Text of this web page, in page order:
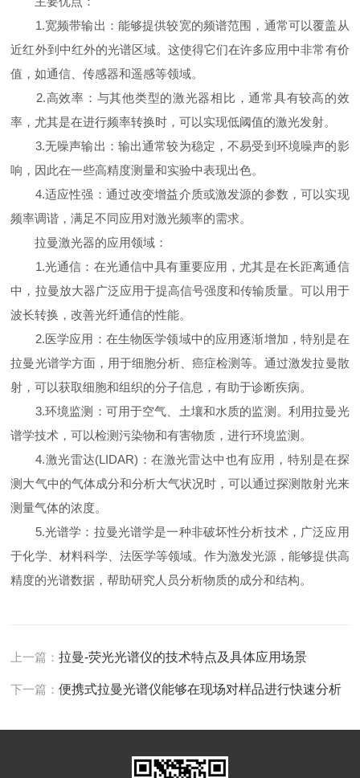
1.宽频带输出：能够提供较宽的频谱范围，通常可以覆盖从
近红外到中红外的光谱区域。这使得它们在许多应用中非常有价
值，如通信、传感器和遥感等领域。
2.高效率：与其他类型的激光器相比，通常具有较高的效
率，尤其是在进行频率转换时，可以实现低阈值的激光发射。
3.无噪声输出：输出通常较为稳定，不易受到环境噪声的影
响，因此在一些高精度测量和实验中表现出色。
4.适应性强：通过改变增益介质或激发源的参数，可以实现
频率调谐，满足不同应用对激光频率的需求。
拉曼激光器的应用领域：
1.光通信：在光通信中具有重要应用，尤其是在长距离通信
中，拉曼放大器广泛应用于提高信号强度和传输质量。可以用于
波长转换，改善光纤通信的性能。
2.医学应用：在生物医学领域中的应用逐渐增加，特别是在
拉曼光谱学方面，用于细胞分析、癌症检测等。通过激发拉曼散
射，可以获取细胞和组织的分子信息，有助于诊断疾病。
3.环境监测：可用于空气、土壤和水质的监测。利用拉曼光
谱学技术，可以检测污染物和有害物质，进行环境监测。
4.激光雷达(LIDAR)：在激光雷达中也有应用，特别是在探
测大气中的气体成分和分析大气状况时，可以通过探测散射光来
测量气体的浓度。
5.光谱学：拉曼光谱学是一种非破坏性分析技术，广泛应用
于化学、材料科学、法医学等领域。作为激发光源，能够提供高
精度的光谱数据，帮助研究人员分析物质的成分和结构。
上一篇：拉曼-荧光光谱仪的技术特点及具体应用场景
下一篇：便携式拉曼光谱仪能够在现场对样品进行快速分析